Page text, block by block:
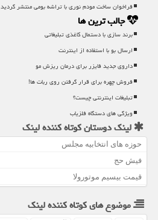
فراخوان ساخت مودم نوری با تراشه بومی منتشر گردید
جالب ترین ها
برند سازی با دستمال كاغذی تبلیغاتی
ارسال بو با استفاده از اینترنت
داروی جدید فایزر برای درمان ریزش مو
فروش چهره برای قرار گرفتن روی ربات ها!
تبلیغات اینترنتی چیست؟
ویژگی های دستگاه فلزیاب
لینک دوستان كوتاه كننده لینك
حوزه های انتخابیه مجلس
فیش حج
قیمت بیسیم موتورولا
موضوع های كوتاه كننده لینك